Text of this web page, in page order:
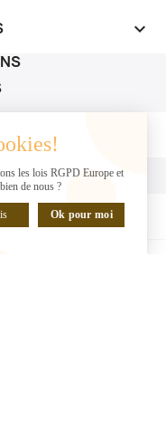
keyboard_arrow_down
les lois RGPD Europe et
de nous ?
Ok pour moi